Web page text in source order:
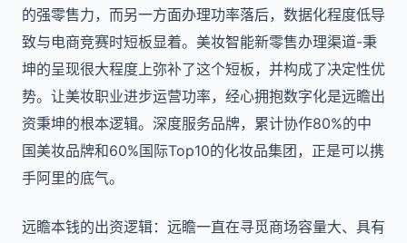
的强零售力，而另一方面办理功率落后，数据化程度低导
致与电商竞赛时短板显着。美妆智能新零售办理渠道-秉
坤的呈现很大程度上弥补了这个短板，并构成了决定性优
势。让美妆职业进步运营功率，经心拥抱数字化是远瞻出
资秉坤的根本逻辑。深度服务品牌，累计协作80%的中
国美妆品牌和60%国际Top10的化妆品集团，正是可以携
手阿里的底气。
远瞻本钱的出资逻辑：远瞻一直在寻觅商场容量大、具有